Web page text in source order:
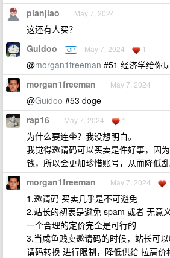
pianjiao May 7, 2024
这还有人买？
Guidoo OP May 7, 2024 1
@morgan1freeman #51 经济学给你
morgan1freeman May 7, 2024
@Guidoo #53 doge
rap16 May 7, 2024 1
为什么要连坐？我没想明白。
我觉得邀请码可以买卖是件好事，因
钱，所以会更加珍惜账号，从而降低乱
morgan1freeman May 7, 2024
1.邀请码 买卖几乎是不可避免
2.站长的初衷是避免 spam 或者 无意
一个合理的定价完全是可行的
3.当咸鱼贱卖邀请码的时候，站长可
请码转换 进行限制，降低供给 拉高价